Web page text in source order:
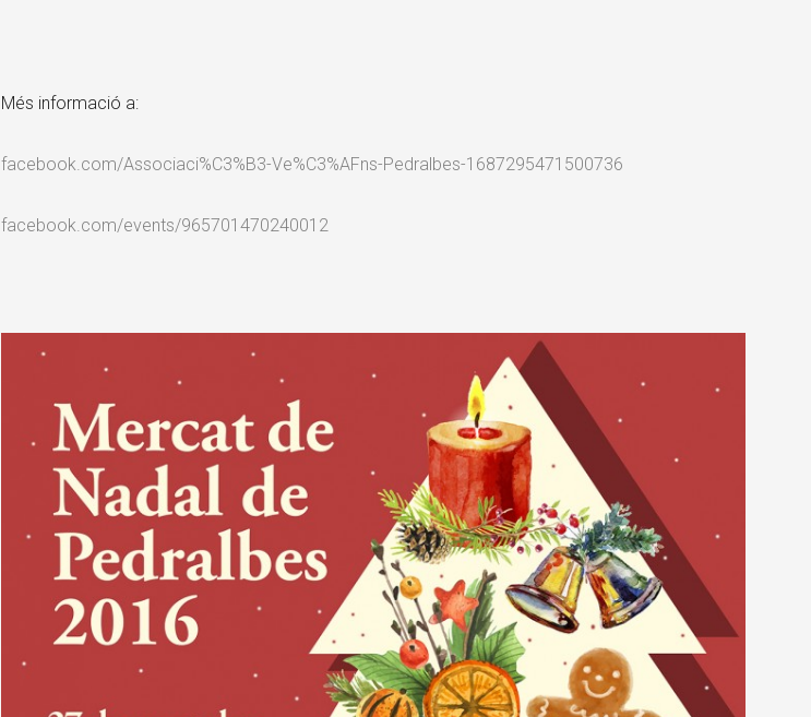
Més informació a:
facebook.com/Associaci%C3%B3-Ve%C3%AFns-Pedralbes-1687295471500736
facebook.com/events/965701470240012